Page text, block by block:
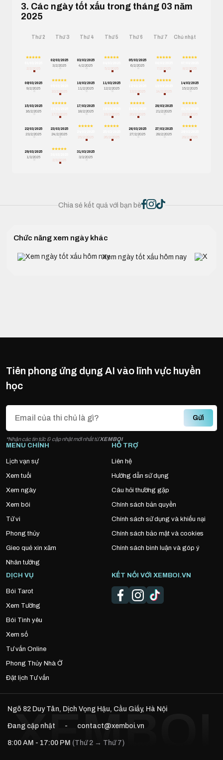
3. Các ngày tốt xấu trong tháng 03 năm
2025
Thứ 2 Thứ 3 Thứ 4 Thứ 5 Thứ 6 Thứ 7 Chủ nhật
2/2/2025
02/03/2025
3/2/2025
03/03/2025
4/2/2025
5/2/2025
05/03/2025
6/2/2025
7/2/2025
8/2/2025
08/03/2025
9/2/2025
10/2/2025
10/03/2025
11/2/2025
11/03/2025
12/2/2025
13/2/2025
14/2/2025
14/03/2025
15/2/2025
15/03/2025
16/2/2025
17/2/2025
17/03/2025
18/2/2025
19/2/2025
20/2/2025
20/03/2025
21/2/2025
22/2/2025
22/03/2025
23/2/2025
23/03/2025
24/2/2025
25/2/2025
26/2/2025
26/03/2025
27/2/2025
27/03/2025
28/2/2025
29/2/2025
29/03/2025
1/3/2025
2/3/2025
31/03/2025
3/3/2025
Chia sẻ kết quả với bạn bè
Chức năng xem ngày khác
Xem ngày tốt xấu hôm nay
Tiên phong ứng dụng AI vào lĩnh vực huyền
học
Gửi
*Nhận các tin tức & cập nhật mới nhất từXEMBOI
MENU CHÍNH
Lịch vạn sự
Xem tuổi
Xem ngày
Xem bói
Tử vi
Phong thủy
Gieo quẻ xin xăm
Nhân tướng
HỖ TRỢ
Liên hệ
Hướng dẫn sử dụng
Câu hỏi thường gặp
Chính sách bản quyền
Chính sách sử dụng và khiếu nại
Chính sách bảo mật và cookies
Chính sách bình luận và góp ý
DỊCH VỤ
Bói Tarot
Xem Tướng
Bói Tình yêu
Xem số
Tư vấn Online
Phong Thủy Nhà Ở
Đặt lịch Tư vấn
KẾT NỐI VỚI XEMBOI.VN
Ngõ 82 Duy Tân, Dịch Vọng Hậu, Cầu Giấy, Hà Nội
Đang cập nhật - contact@xemboi.vn
8:00 AM - 17:00 PM (Thứ 2 → Thứ 7)